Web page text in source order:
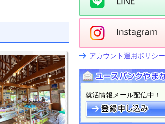
アカウント運用ポリシー
就活情報メール配信中！